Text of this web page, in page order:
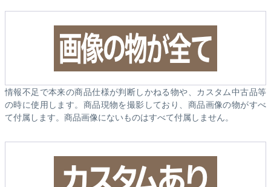
情報不足で本来の商品仕様が判断しかねる物や、カスタム中古品等
の時に使用します。商品現物を撮影しており、商品画像の物がすべ
て付属します。商品画像にないものはすべて付属しません。